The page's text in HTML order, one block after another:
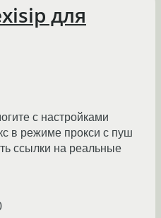
для
с настройками
в режиме прокси с пуш
ссылки на реальные